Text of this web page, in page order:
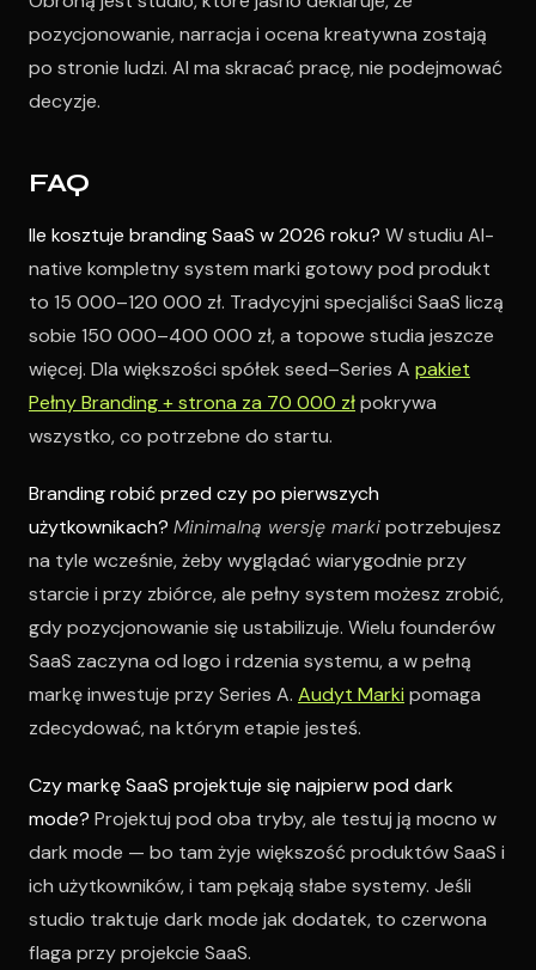
pozycjonowanie, narracja i ocena kreatywna zostają
po stronie ludzi. AI ma skracać pracę, nie podejmować
decyzje.
FAQ
Ile kosztuje branding SaaS w 2026 roku? W studiu AI-
native kompletny system marki gotowy pod produkt
to 15 000–120 000 zł. Tradycyjni specjaliści SaaS liczą
sobie 150 000–400 000 zł, a topowe studia jeszcze
więcej. Dla większości spółek seed–Series A pakiet
Pełny Branding + strona za 70 000 złpokrywa
wszystko, co potrzebne do startu.
Branding robić przed czy po pierwszych
użytkownikach? Minimalną wersję markipotrzebujesz
na tyle wcześnie, żeby wyglądać wiarygodnie przy
starcie i przy zbiórce, ale pełny system możesz zrobić,
gdy pozycjonowanie się ustabilizuje. Wielu founderów
SaaS zaczyna od logo i rdzenia systemu, a w pełną
markę inwestuje przy Series A. Audyt Marki pomaga
zdecydować, na którym etapie jesteś.
Czy markę SaaS projektuje się najpierw pod dark
mode? Projektuj pod oba tryby, ale testuj ją mocno w
dark mode — bo tam żyje większość produktów SaaS i
ich użytkowników, i tam pękają słabe systemy. Jeśli
studio traktuje dark mode jak dodatek, to czerwona
flaga przy projekcie SaaS.